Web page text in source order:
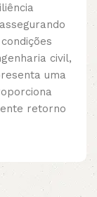
civil,
uma
retorno